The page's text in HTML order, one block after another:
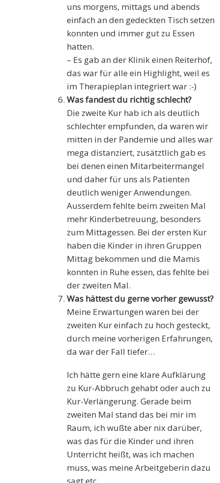
uns morgens, mittags und abends
einfach an den gedeckten Tisch setzen
konnten und immer gut zu Essen
hatten.
– Es gab an der Klinik einen Reiterhof,
das war für alle ein Highlight, weil es
im Therapieplan integriert war :-)
Was fandest du richtig schlecht?
Die zweite Kur hab ich als deutlich
schlechter empfunden, da waren wir
mitten in der Pandemie und alles war
mega distanziert, zusätztlich gab es
bei denen einen Mitarbeitermangel
und daher für uns als Patienten
deutlich weniger Anwendungen.
Ausserdem fehlte beim zweiten Mal
mehr Kinderbetreuung, besonders
zum Mittagessen. Bei der ersten Kur
haben die Kinder in ihren Gruppen
Mittag bekommen und die Mamis
konnten in Ruhe essen, das fehlte bei
der zweiten Mal.
Was hättest du gerne vorher gewusst?
Meine Erwartungen waren bei der
zweiten Kur einfach zu hoch gesteckt,
durch meine vorherigen Erfahrungen,
da war der Fall tiefer…
Ich hätte gern eine klare Aufklärung
zu Kur-Abbruch gehabt oder auch zu
Kur-Verlängerung. Gerade beim
zweiten Mal stand das bei mir im
Raum, ich wußte aber nix darüber,
was das für die Kinder und ihren
Unterricht heißt, was ich machen
muss, was meine Arbeitgeberin dazu